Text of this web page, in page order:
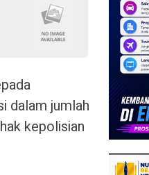
dalam jumlah
kepolisian